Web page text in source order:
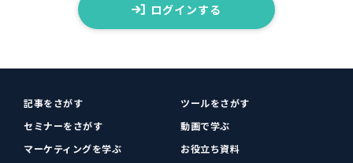
ログインする
記事をさがす
ツールをさがす
セミナーをさがす
動画で学ぶ
マーケティングを学ぶ
お役立ち資料